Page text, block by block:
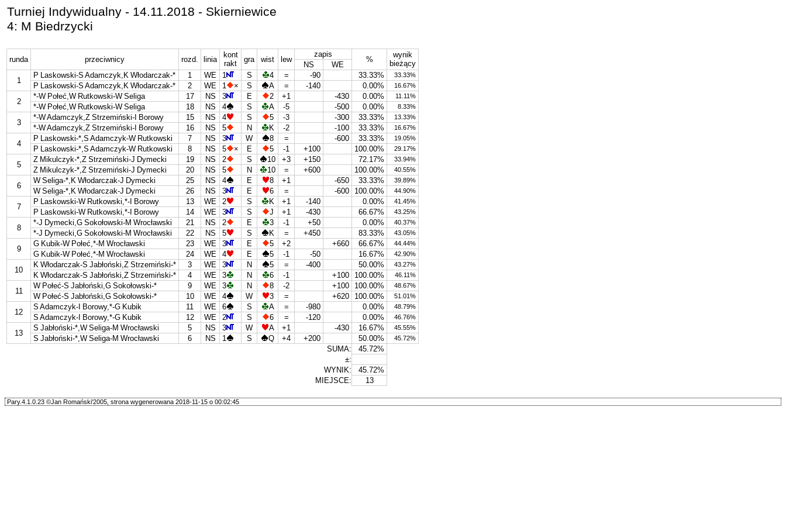
Turniej Indywidualny - 14.11.2018 - Skierniewice
4: M Biedrzycki
runda przeciwnicy rozd. linia
kont
rakt
gra wist lew
zapis
%
wynik
bieżący
NS
WE
1
P Laskowski-S Adamczyk,K Włodarczak-* 1 WE 1 S 4 = -90 33.33% 33.33%
P Laskowski-S Adamczyk,K Włodarczak-* 2 WE 1 × S A = -140 0.00% 16.67%
2
*-W Połeć,W Rutkowski-W Seliga 17 NS 3 E 2 +1 -430 0.00% 11.11%
*-W Połeć,W Rutkowski-W Seliga 18 NS 4 S A -5 -500 0.00% 8.33%
3
*-W Adamczyk,Z Strzemiński-I Borowy 15 NS 4 S 5 -3 -300 33.33% 13.33%
*-W Adamczyk,Z Strzemiński-I Borowy 16 NS 5 N K -2 -100 33.33% 16.67%
4
P Laskowski-*,S Adamczyk-W Rutkowski 7 NS 3 W 8 = -600 33.33% 19.05%
P Laskowski-*,S Adamczyk-W Rutkowski 8 NS 5 × E 5 -1 +100 100.00% 29.17%
5
Z Mikulczyk-*,Z Strzemiński-J Dymecki 19 NS 2 S 10 +3 +150 72.17% 33.94%
Z Mikulczyk-*,Z Strzemiński-J Dymecki 20 NS 5 N 10 = +600 100.00% 40.55%
6
W Seliga-*,K Włodarczak-J Dymecki 25 NS 4 E 8 +1 -650 33.33% 39.89%
W Seliga-*,K Włodarczak-J Dymecki 26 NS 3 E 6 = -600 100.00% 44.90%
7
P Laskowski-W Rutkowski,*-I Borowy 13 WE 2 S K +1 -140 0.00% 41.45%
P Laskowski-W Rutkowski,*-I Borowy 14 WE 3 S J +1 -430 66.67% 43.25%
8
*-J Dymecki,G Sokołowski-M Wrocławski 21 NS 2 E 3 -1 +50 0.00% 40.37%
*-J Dymecki,G Sokołowski-M Wrocławski 22 NS 5 S K = +450 83.33% 43.05%
9
G Kubik-W Połeć,*-M Wrocławski 23 WE 3 E 5 +2 +660 66.67% 44.44%
G Kubik-W Połeć,*-M Wrocławski 24 WE 4 E 5 -1 -50 16.67% 42.90%
10
K Włodarczak-S Jabłoński,Z Strzemiński-* 3 WE 3 N 5 = -400 50.00% 43.27%
K Włodarczak-S Jabłoński,Z Strzemiński-* 4 WE 3 N 6 -1 +100 100.00% 46.11%
11
W Połeć-S Jabłoński,G Sokołowski-* 9 WE 3 N 8 -2 +100 100.00% 48.67%
W Połeć-S Jabłoński,G Sokołowski-* 10 WE 4 W 3 = +620 100.00% 51.01%
12
S Adamczyk-I Borowy,*-G Kubik 11 WE 6 S A = -980 0.00% 48.79%
S Adamczyk-I Borowy,*-G Kubik 12 WE 2 S 6 = -120 0.00% 46.76%
13
S Jabłoński-*,W Seliga-M Wrocławski 5 NS 3 W A +1 -430 16.67% 45.55%
S Jabłoński-*,W Seliga-M Wrocławski 6 NS 1 S Q +4 +200 50.00% 45.72%
SUMA:
45.72%
±:
WYNIK:
45.72%
MIEJSCE:
13
Pary.4.1.0.23 ©Jan Romański'2005, strona wygenerowana 2018-11-15 o 00:02:45